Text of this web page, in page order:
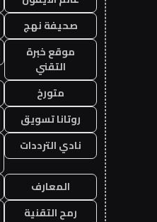
صحيفة نهج
موقع خبرة
التقني
متورخ
روتانا تسويق
نادي الترددات
المعارف
رمح التقنية